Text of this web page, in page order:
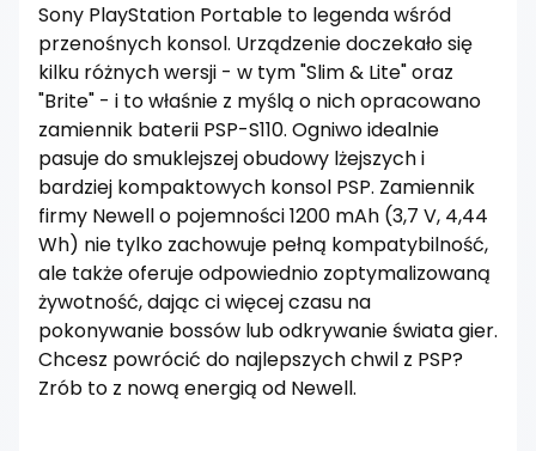
Sony PlayStation Portable to legenda wśród
przenośnych konsol. Urządzenie doczekało się
kilku różnych wersji - w tym "Slim & Lite" oraz
"Brite" - i to właśnie z myślą o nich opracowano
zamiennik baterii PSP-S110. Ogniwo idealnie
pasuje do smuklejszej obudowy lżejszych i
bardziej kompaktowych konsol PSP. Zamiennik
firmy Newell o pojemności 1200 mAh (3,7 V, 4,44
Wh) nie tylko zachowuje pełną kompatybilność,
ale także oferuje odpowiednio zoptymalizowaną
żywotność, dając ci więcej czasu na
pokonywanie bossów lub odkrywanie świata gier.
Chcesz powrócić do najlepszych chwil z PSP?
Zrób to z nową energią od Newell.